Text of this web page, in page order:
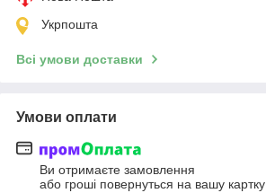
Укрпошта
Всі умови доставки
Умови оплати
Ви отримаєте замовлення
або гроші повернуться на вашу картку